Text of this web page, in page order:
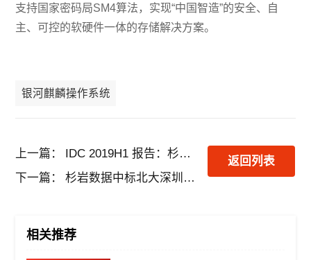
支持国家密码局SM4算法，实现“中国智造”的安全、自
主、可控的软硬件一体的存储解决方案。
银河麒麟操作系统
上一篇：
IDC 2019H1 报告：杉岩对象存储稳居TOP3，整体保持行业领先地位
下一篇：
杉岩数据中标北大深圳医院分布式存储项目
返回列表
相关推荐